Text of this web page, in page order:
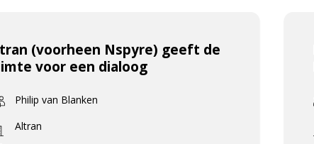
(voorheen Nspyre) geeft de
voor een dialoog
Philip van Blanken
Altran